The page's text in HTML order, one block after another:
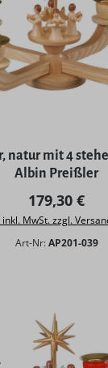
natur mit 4
Albin Preißler
Regulärer
179,30 €
inkl. MwSt. zzgl.
Art-Nr: AP201-039